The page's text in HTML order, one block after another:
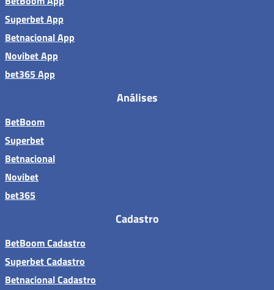
Superbet App
Betnacional App
Novibet App
bet365 App
Análises
BetBoom
Superbet
Betnacional
Novibet
bet365
Cadastro
BetBoom Cadastro
Superbet Cadastro
Betnacional Cadastro